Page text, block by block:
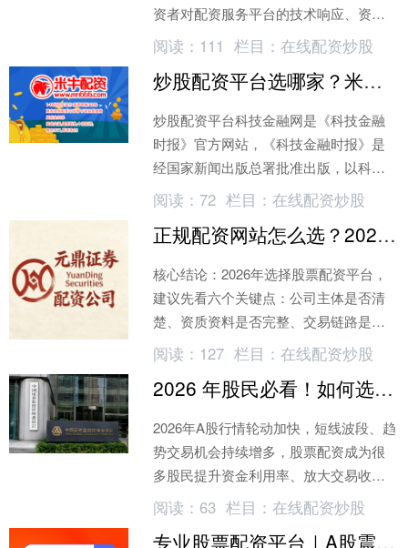
资者对配资服务平台的技术响应、资金
安全与合规性提出..._新浪网
阅读： 111 栏目：在线配资炒股
炒股配资平台选哪家？米牛网P2P模式放大资金
炒股配资平台科技金融网是《科技金融
时报》官方网站，《科技金融时报》是
经国家新闻出版总署批准出版，以科技
与金融宣传为鲜明特色的高端财经类报
阅读： 72 栏目：在线配资炒股
正规配资网站怎么选？2026年看这6个关键点
核心结论：2026年选择股票配资平台，
建议先看六个关键点：公司主体是否清
楚、资质资料是否完整、交易链路是否
连贯、资金路径..._新浪网
阅读： 127 栏目：在线配资炒股
2026 年股民必看！如何选正规配资网站，避开虚拟盘陷阱
2026年A股行情轮动加快，短线波段、趋
势交易机会持续增多，股票配资成为很
多股民提升资金利用率、放大交易收益
的常用工具。..._新浪网
阅读： 63 栏目：在线配资炒股
专业股票配资平台｜A股震荡期怎么抓热点？